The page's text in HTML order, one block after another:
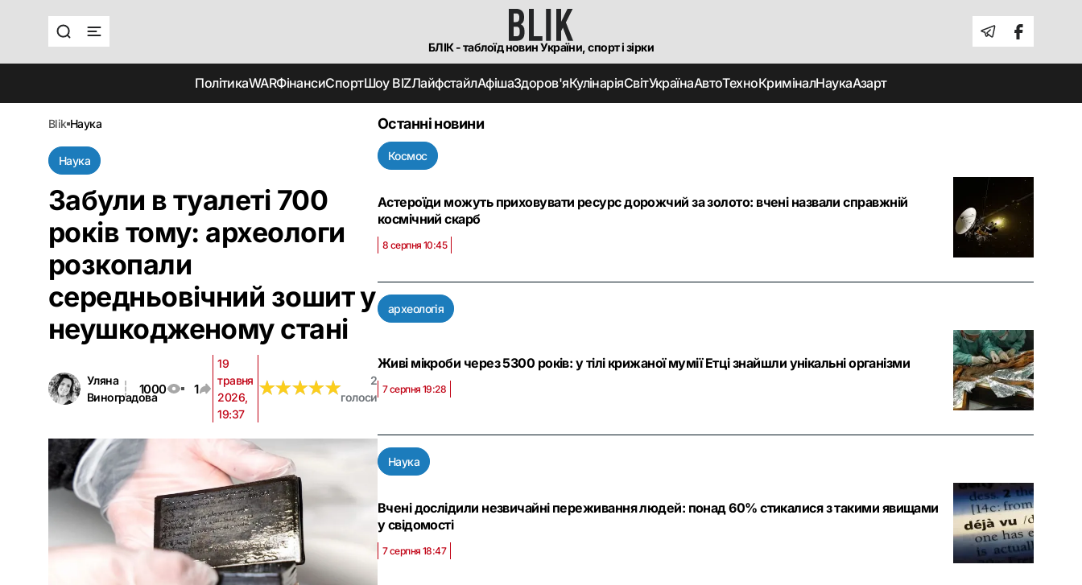
БЛІК - таблоїд новин України, спорт і зірки
ПолітикаWARФінансиСпортШоу BIZЛайфстайлАфішаЗдоров'яКулінаріяСвітУкраїнаАвтоТехноКриміналНаукаАзарт
blik наука
Наука
Забули в туалеті 700
років тому: археологи
розкопали
середньовічний зошит у
неушкодженому стані
Уляна
Виноградова
1000 1
19
травня
2026,
19:37
★★★★★
★★★★★
2
голоси
Останні новини
Космос
Астероїди можуть приховувати ресурс дорожчий за золото: вчені назвали справжній
космічний скарб
8 серпня 10:45
археологія
Живі мікроби через 5300 років: у тілі крижаної мумії Етці знайшли унікальні організми
7 серпня 19:28
Наука
Вчені дослідили незвичайні переживання людей: понад 60% стикалися з такими явищами
у свідомості
7 серпня 18:47